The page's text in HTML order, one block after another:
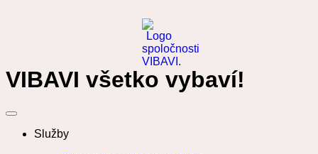
VIBAVI všetko vybaví!
Služby